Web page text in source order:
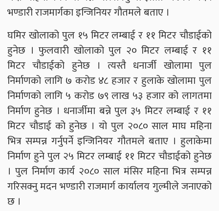
भण्डारी राजमार्गका इन्जिनियर गौतमले बताए ।
घमिर खोलाको पुल १५ मिटर लम्बाई र ११ मिटर चौडाईको
हुनेछ । फुलवारी खोलाको पुल २० मिटर लम्बाई र ११
मिटर चौडाईको हुनेछ । त्यस्तै धनार्जी खोलामा पुल
निर्माणको लागि ७ करोड ४८ हजार र हुलाके खोलामा पुल
निर्माणको लागि ५ करोड ७९ लाख ५३ हजार को लागतमा
निर्माण हुनेछ । धनार्जीमा बन्ने पुल ३५ मिटर लम्बाई र ११
मिटर चौडाई को हुनेछ । यो पुल २०८० साल माघ महिना
भित्र सम्पन्न गर्नुपर्ने इन्जिनियर गौतमले बताए । हुलाकेमा
निर्माण हुने पुल २५ मिटर लम्बाई ११ मिटर चौडाईको हुनेछ
। पुल निर्माण कार्य २०८० साल मंसिर महिना भित्र सम्पन्न
गरिसक्नु मदन भण्डारी राजमार्ग कार्यालय गुल्मीले जनाएको
छ ।